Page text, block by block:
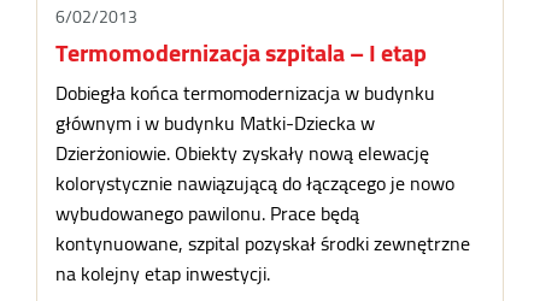
6/02/2013
Termomodernizacja szpitala – I etap
Dobiegła końca termomodernizacja w budynku
głównym i w budynku Matki-Dziecka w
Dzierżoniowie. Obiekty zyskały nową elewację
kolorystycznie nawiązującą do łączącego je nowo
wybudowanego pawilonu. Prace będą
kontynuowane, szpital pozyskał środki zewnętrzne
na kolejny etap inwestycji.